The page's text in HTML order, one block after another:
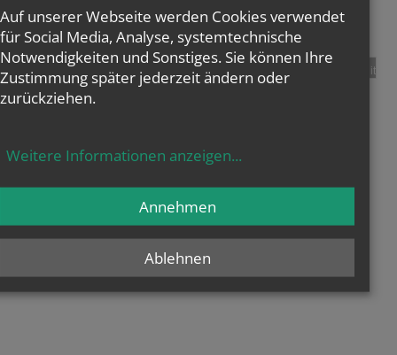
tweet pin it
Auf unserer Webseite werden Cookies verwendet
für Social Media, Analyse, systemtechnische
Notwendigkeiten und Sonstiges. Sie können Ihre
Zustimmung später jederzeit ändern oder
zurückziehen.
Weitere Informationen anzeigen...
Ablehnen
Annehmen